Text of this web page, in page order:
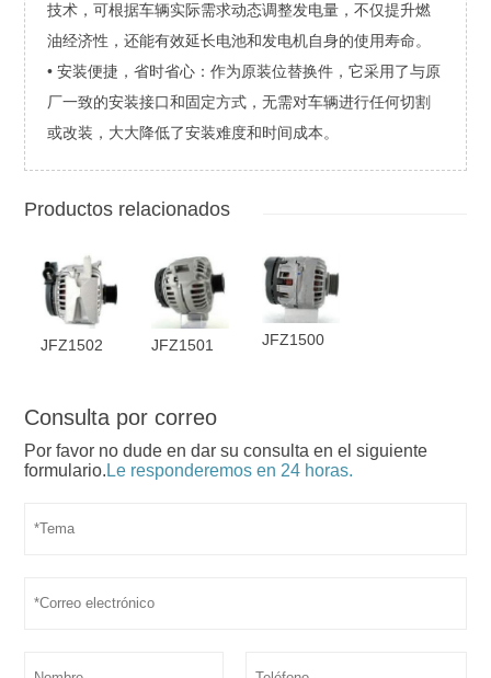
技术，可根据车辆实际需求动态调整发电量，不仅提升燃
油经济性，还能有效延长电池和发电机自身的使用寿命。
• 安装便捷，省时省心：作为原装位替换件，它采用了与原
厂一致的安装接口和固定方式，无需对车辆进行任何切割
或改装，大大降低了安装难度和时间成本。
Productos relacionados
JFZ1502 JFZ1501 JFZ1500
Consulta por correo
Por favor no dude en dar su consulta en el siguiente
formulario. Le responderemos en 24 horas.